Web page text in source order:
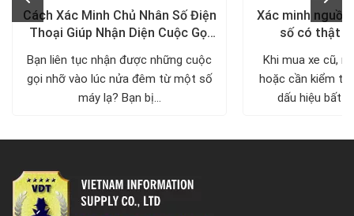
Cách Xác Minh Chủ Nhân Số Điện
Thoại Giúp Nhận Diện Cuộc Gọi
Bạn liên tục nhận được những cuộc
gọi nhỡ vào lúc nửa đêm từ một số
máy lạ? Bạn bị...
Xác minh nguồn
số có thật
Khi mua xe cũ,
hoặc cần kiểm
dấu hiệu bất